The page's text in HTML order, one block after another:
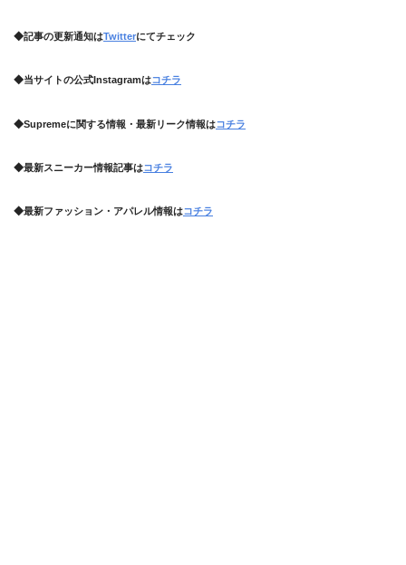
◆記事の更新通知はTwitterにてチェック
◆当サイトの公式Instagramはコチラ
◆Supremeに関する情報・最新リーク情報はコチラ
◆最新スニーカー情報記事はコチラ
◆最新ファッション・アパレル情報はコチラ